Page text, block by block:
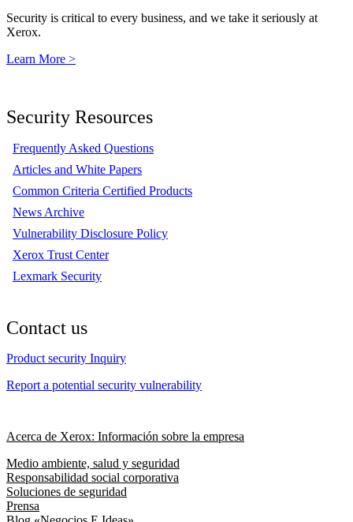
Security is critical to every business, and we take it seriously at
Xerox.
Learn More >
Security Resources
Frequently Asked Questions
Articles and White Papers
Common Criteria Certified Products
News Archive
Vulnerability Disclosure Policy
Xerox Trust Center
Lexmark Security
Contact us
Product security Inquiry
Report a potential security vulnerability
Acerca de Xerox: Información sobre la empresa
Medio ambiente, salud y seguridad
Responsabilidad social corporativa
Soluciones de seguridad
Prensa